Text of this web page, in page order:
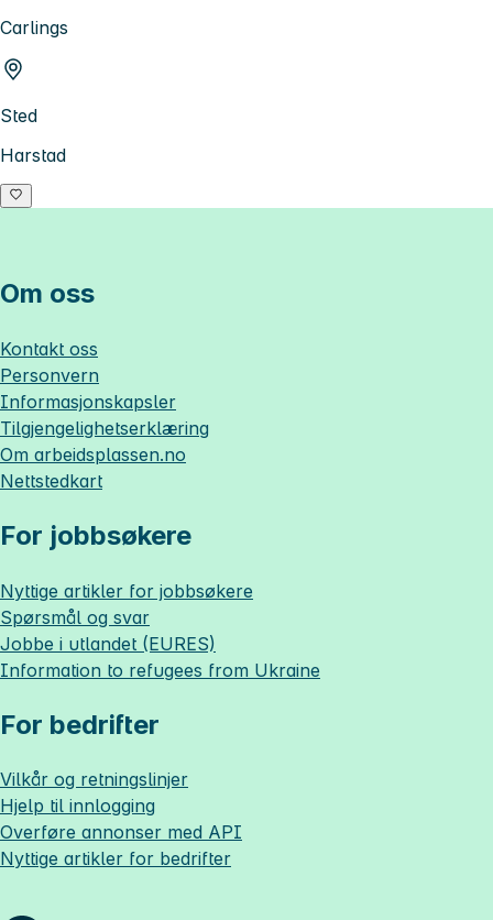
Carlings
Sted
Harstad
Om oss
Kontakt oss
Personvern
Informasjonskapsler
Tilgjengelighetserklæring
Om arbeidsplassen.no
Nettstedkart
For jobbsøkere
Nyttige artikler for jobbsøkere
Spørsmål og svar
Jobbe i utlandet (EURES)
Information to refugees from Ukraine
For bedrifter
Vilkår og retningslinjer
Hjelp til innlogging
Overføre annonser med API
Nyttige artikler for bedrifter